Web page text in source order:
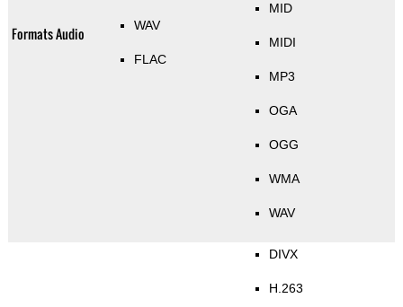
Formats Audio WAV
FLAC
MID
MIDI
MP3
OGA
OGG
WMA
WAV
DIVX
H.263